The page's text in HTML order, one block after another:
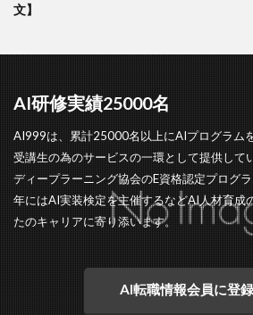
文】
AI研修実績25000名
AI999は、累計25000名以上にAIプログラム
受講生の為のサービスの一環として提供して
ディープラーニング協会のE資格認定プログ
年にはAI実装検定を主催するなどAI人材育成
たのキャリアに寄り添います。
AI転職情報会員に登